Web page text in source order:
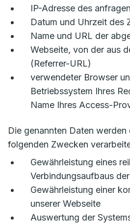
IP-Adresse des
Datum und Uhrzeit des
Name und URL der
Webseite, von der aus
(Referrer-URL)
verwendeter Browser
Betriebssystem Ihres
Name Ihres Access-
Die genannten Daten werden
folgenden Zwecken
Gewährleistung eines
Verbindungsaufbaus
Gewährleistung einer
unserer Webseite
Auswertung der